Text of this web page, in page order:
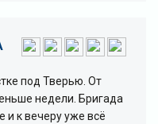
под Тверью. От
недели. Бригада
и к вечеру уже всё